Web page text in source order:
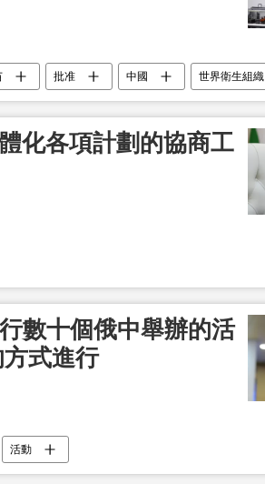
批准 中國 世界衛生組織
化各項計劃的協商工
數十個俄中舉辦的活
式進行
活動